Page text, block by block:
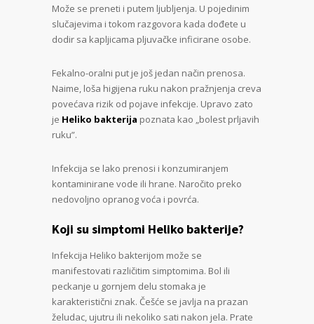
Može se preneti i putem ljubljenja. U pojedinim
slučajevima i tokom razgovora kada dođete u
dodir sa kapljicama pljuvačke inficirane osobe.
Fekalno-oralni put je još jedan način prenosa.
Naime, loša higijena ruku nakon pražnjenja creva
povećava rizik od pojave infekcije. Upravo zato
je Heliko bakterija poznata kao „bolest prljavih
ruku”.
Infekcija se lako prenosi i konzumiranjem
kontaminirane vode ili hrane. Naročito preko
nedovoljno opranog voća i povrća.
Koji su simptomi Heliko bakterije?
Infekcija Heliko bakterijom može se
manifestovati različitim simptomima. Bol ili
peckanje u gornjem delu stomaka je
karakteristični znak. Češće se javlja na prazan
želudac, ujutru ili nekoliko sati nakon jela. Prate